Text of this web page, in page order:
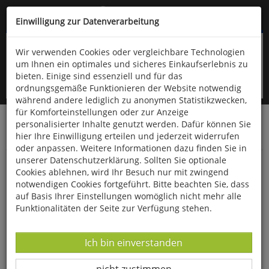
Kompletten Head der Seite überspringen
oder (06766) 9323-960
Startseite Haushalt & Garten
Küche & Haushalt
Diverses
Stiefelknecht
Einwilligung zur Datenverarbeitung
Wir verwenden Cookies oder vergleichbare Technologien
um Ihnen ein optimales und sicheres Einkaufserlebnis zu
bieten. Einige sind essenziell und für das
ordnungsgemäße Funktionieren der Website notwendig
während andere lediglich zu anonymen Statistikzwecken,
für Komforteinstellungen oder zur Anzeige
personalisierter Inhalte genutzt werden. Dafür können Sie
hier Ihre Einwilligung erteilen und jederzeit widerrufen
oder anpassen. Weitere Informationen dazu finden Sie in
unserer Datenschutzerklärung. Sollten Sie optionale
Cookies ablehnen, wird Ihr Besuch nur mit zwingend
notwendigen Cookies fortgeführt. Bitte beachten Sie, dass
auf Basis Ihrer Einstellungen womöglich nicht mehr alle
Funktionalitäten der Seite zur Verfügung stehen.
Datenverarbeitung -
Ich bin einverstanden